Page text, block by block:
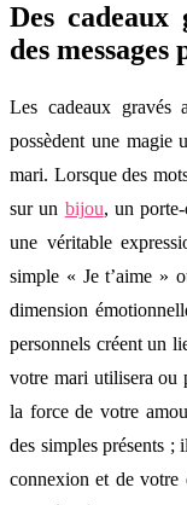
Des
des messages
Les cadeaux gravés
possèdent une magie
mari. Lorsque des
sur un bijou, un
une véritable
simple « Je t’aime »
dimension
personnels créent un
votre mari utilisera ou
la force de votre
des simples présents ;
connexion et de votre